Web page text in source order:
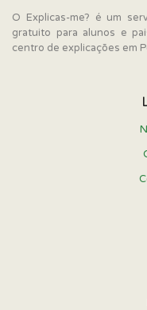
O Explicas-me? é um
gratuito para alunos e
centro de explicações em